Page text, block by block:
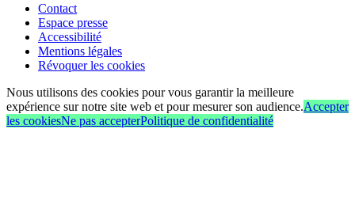
Contact
Espace presse
Accessibilité
Mentions légales
Révoquer les cookies
Nous utilisons des cookies pour vous garantir la meilleure
expérience sur notre site web et pour mesurer son audience.Accepter
les cookiesNe pas accepterPolitique de confidentialité